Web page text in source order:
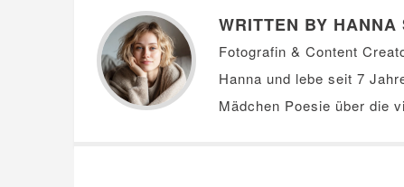
WRITTEN BY HANNA
Fotografin & Content
Hanna und lebe seit 7
Mädchen Poesie über die